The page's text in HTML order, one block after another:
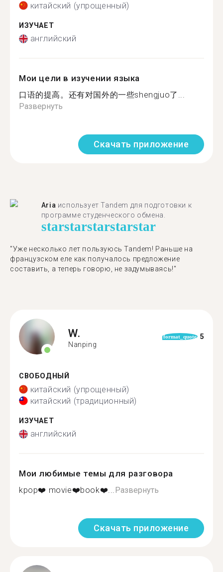
китайский (упрощенный)
ИЗУЧАЕТ
английский
Мои цели в изучении языка
口语的提高。还有对国外的一些shengjuo了...
Развернуть
Скачать приложение
Aria использует Tandem для подготовки к
программе студенческого обмена.
starstarstarstarstar
"​​Уже несколько лет пользуюсь Tandem! Раньше на
французском еле как получалось предложение
составить, а теперь говорю, не задумываясь!"
W.
Nanping
format_quote 5
СВОБОДНЫЙ
китайский (упрощенный)
китайский (традиционный)
ИЗУЧАЕТ
английский
Мои любимые темы для разговора
kpop❤️ movie❤️book❤️...Развернуть
Скачать приложение